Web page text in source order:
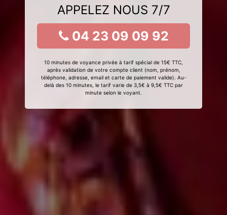
APPELEZ NOUS 7/7
04 23 09 09 92
10 minutes de voyance privée à tarif spécial de 15€ TTC,
après validation de votre compte client (nom, prénom,
téléphone, adresse, email et carte de paiement valide). Au-
delà des 10 minutes, le tarif varie de 3,5€ à 9,5€ TTC par
minute selon le voyant.